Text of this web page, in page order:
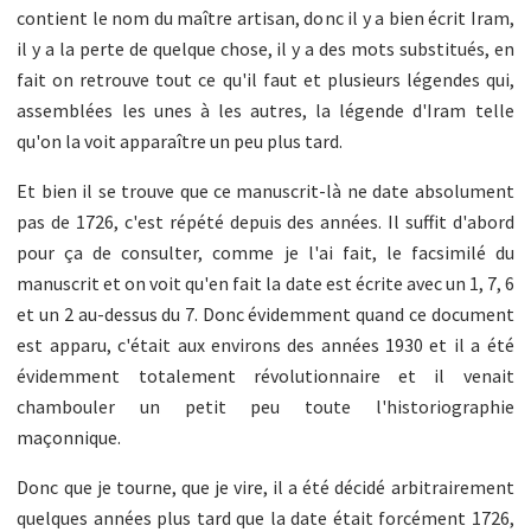
contient le nom du maître artisan, donc il y a bien écrit Iram,
il y a la perte de quelque chose, il y a des mots substitués, en
fait on retrouve tout ce qu'il faut et plusieurs légendes qui,
assemblées les unes à les autres, la légende d'Iram telle
qu'on la voit apparaître un peu plus tard.
Et bien il se trouve que ce manuscrit-là ne date absolument
pas de 1726, c'est répété depuis des années. Il suffit d'abord
pour ça de consulter, comme je l'ai fait, le facsimilé du
manuscrit et on voit qu'en fait la date est écrite avec un 1, 7, 6
et un 2 au-dessus du 7. Donc évidemment quand ce document
est apparu, c'était aux environs des années 1930 et il a été
évidemment totalement révolutionnaire et il venait
chambouler un petit peu toute l'historiographie
maçonnique.
Donc que je tourne, que je vire, il a été décidé arbitrairement
quelques années plus tard que la date était forcément 1726,